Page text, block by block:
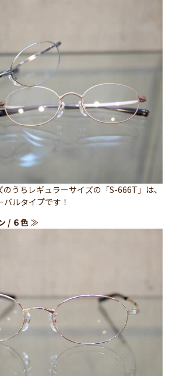
うちレギュラーサイズの「S-666T」は、
ルタイプです！
/ ６色 ≫